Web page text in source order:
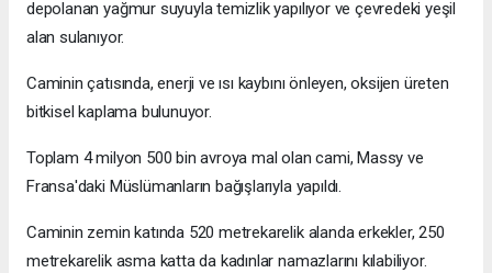
depolanan yağmur suyuyla temizlik yapılıyor ve çevredeki yeşil
alan sulanıyor.
Caminin çatısında, enerji ve ısı kaybını önleyen, oksijen üreten
bitkisel kaplama bulunuyor.
Toplam 4 milyon 500 bin avroya mal olan cami, Massy ve
Fransa'daki Müslümanların bağışlarıyla yapıldı.
Caminin zemin katında 520 metrekarelik alanda erkekler, 250
metrekarelik asma katta da kadınlar namazlarını kılabiliyor.